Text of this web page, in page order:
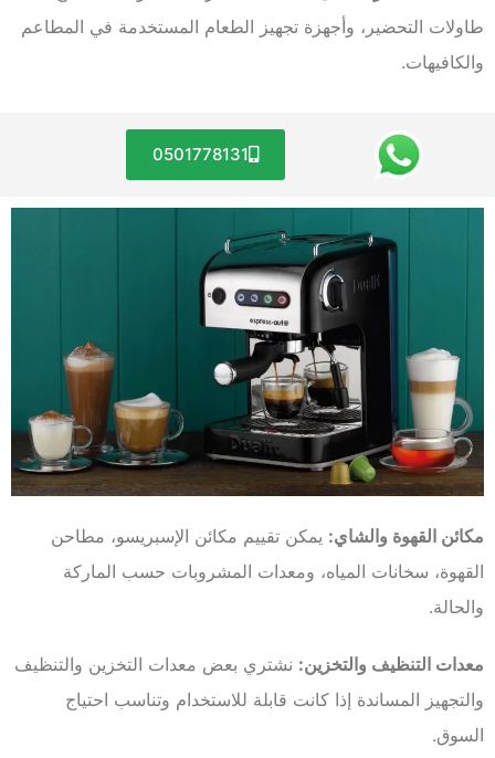
طاولات التحضير، وأجهزة تجهيز الطعام المستخدمة في المطاعم
والكافيهات.
0501778131
مكائن القهوة والشاي: يمكن تقييم مكائن الإسبريسو، مطاحن
القهوة، سخانات المياه، ومعدات المشروبات حسب الماركة
والحالة.
معدات التنظيف والتخزين: نشتري بعض معدات التخزين والتنظيف
والتجهيز المساندة إذا كانت قابلة للاستخدام وتناسب احتياج
السوق.